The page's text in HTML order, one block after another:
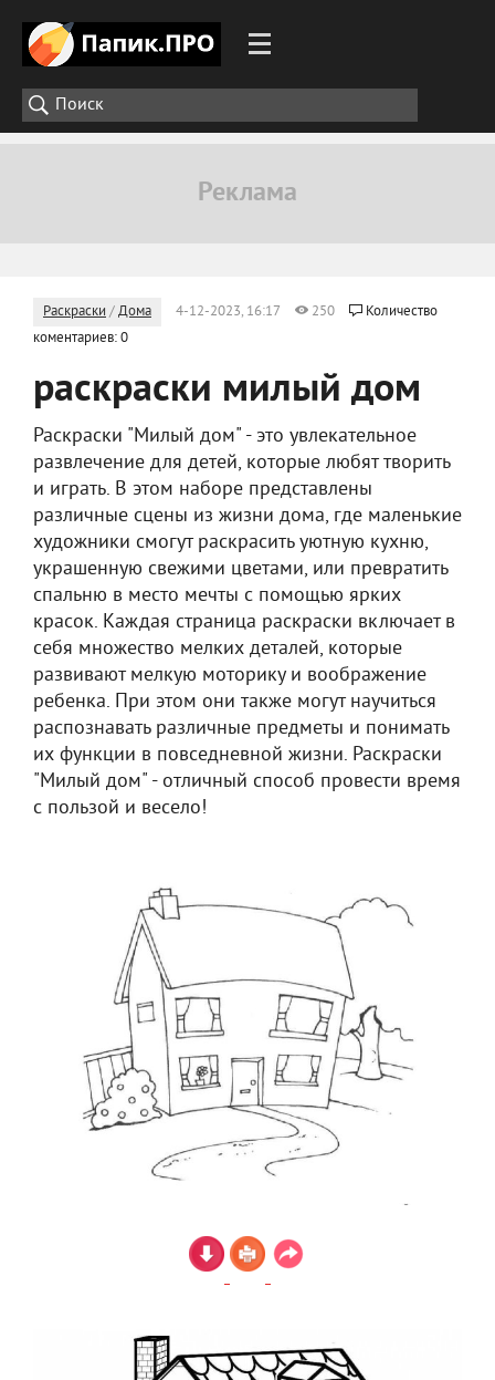
Раскраски /Дома 4-12-2023, 16:17 250
Количество
коментариев: 0
раскраски милый дом
Раскраски "Милый дом" - это увлекательное
развлечение для детей, которые любят творить
и играть. В этом наборе представлены
различные сцены из жизни дома, где маленькие
художники смогут раскрасить уютную кухню,
украшенную свежими цветами, или превратить
спальню в место мечты с помощью ярких
красок. Каждая страница раскраски включает в
себя множество мелких деталей, которые
развивают мелкую моторику и воображение
ребенка. При этом они также могут научиться
распознавать различные предметы и понимать
их функции в повседневной жизни. Раскраски
"Милый дом" - отличный способ провести время
с пользой и весело!